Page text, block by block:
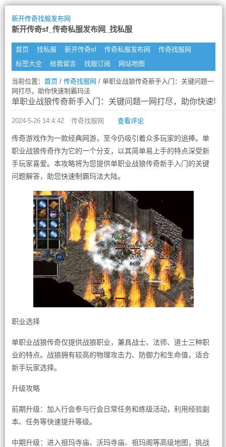
新开传奇找服发布网
新开传奇sf_传奇私服发布网_找私服
首页 找私服 新开传奇sf 传奇私服发布网
传奇找服网
标签大全
给我留言 找服订阅 网站地图
当前位置： 首页/ 传奇找服网 / 单职业战狼传奇新手入门：关键问题一
网打尽，助你快速制霸玛法
单职业战狼传奇新手入门：关键问题一网打尽，助你快速制
2024-5-26 14:4:42 传奇找服网 查看评论
传奇游戏作为一款经典网游，至今仍吸引着众多玩家的追捧。单
职业战狼传奇作为它的一个分支，以其简单易上手的特点深受新
手玩家喜爱。本攻略将为您提供单职业战狼传奇新手入门的关键
问题解答，助您快速制霸玛法大陆。
职业选择
单职业战狼传奇仅提供战狼职业，兼具战士、法师、道士三种职
业的特点。战狼拥有较高的物理攻击力、防御力和生命值，适合
新手玩家选择。
升级攻略
前期升级：加入行会参与行会日常任务和练级活动，利用经验副
本、任务等快速提升等级。
中期升级：进入祖玛寺庙、沃玛寺庙、祖玛阁等高级地图，挑战